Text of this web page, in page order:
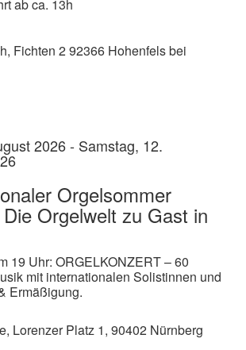
ab ca. 13h
Fichten 2 92366 Hohenfels bei
2026 - Samstag, 12.
Orgelsommer
Orgelwelt zu Gast in
19 Uhr: ORGELKONZERT – 60
mit internationalen Solistinnen und
Ermäßigung.
Lorenzer Platz 1, 90402 Nürnberg